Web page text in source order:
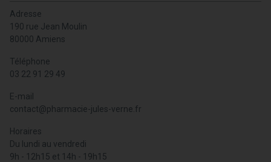
Adresse
190 rue Jean Moulin
80000 Amiens
Téléphone
03 22 91 29 49
E-mail
contact@pharmacie-jules-verne.fr
Horaires
Du lundi au vendredi
9h - 12h15 et 14h - 19h15